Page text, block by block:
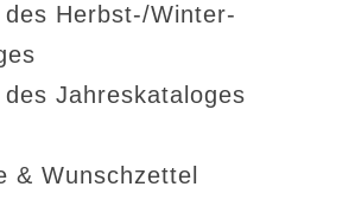
Herbst-/Winter-
Jahreskataloges
& Wunschzettel